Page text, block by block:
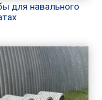
для навального